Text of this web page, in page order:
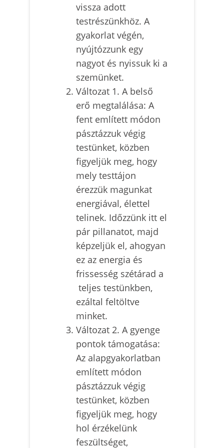
vissza adott
testrészünkhöz. A
gyakorlat végén,
nyújtózzunk egy
nagyot és nyissuk ki a
szemünket.
Változat 1. A belső
erő megtalálása: A
fent említett módon
pásztázzuk végig
testünket, közben
figyeljük meg, hogy
mely testtájon
érezzük magunkat
energiával, élettel
telinek. Időzzünk itt el
pár pillanatot, majd
képzeljük el, ahogyan
ez az energia és
frissesség szétárad a
teljes testünkben,
ezáltal feltöltve
minket.
Változat 2. A gyenge
pontok támogatása:
Az alapgyakorlatban
említett módon
pásztázzuk végig
testünket, közben
figyeljük meg, hogy
hol érzékelünk
feszültséget,